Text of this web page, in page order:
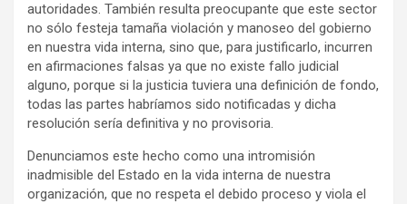
autoridades. También resulta preocupante que este sector
no sólo festeja tamaña violación y manoseo del gobierno
en nuestra vida interna, sino que, para justificarlo, incurren
en afirmaciones falsas ya que no existe fallo judicial
alguno, porque si la justicia tuviera una definición de fondo,
todas las partes habríamos sido notificadas y dicha
resolución sería definitiva y no provisoria.
Denunciamos este hecho como una intromisión
inadmisible del Estado en la vida interna de nuestra
organización, que no respeta el debido proceso y viola el